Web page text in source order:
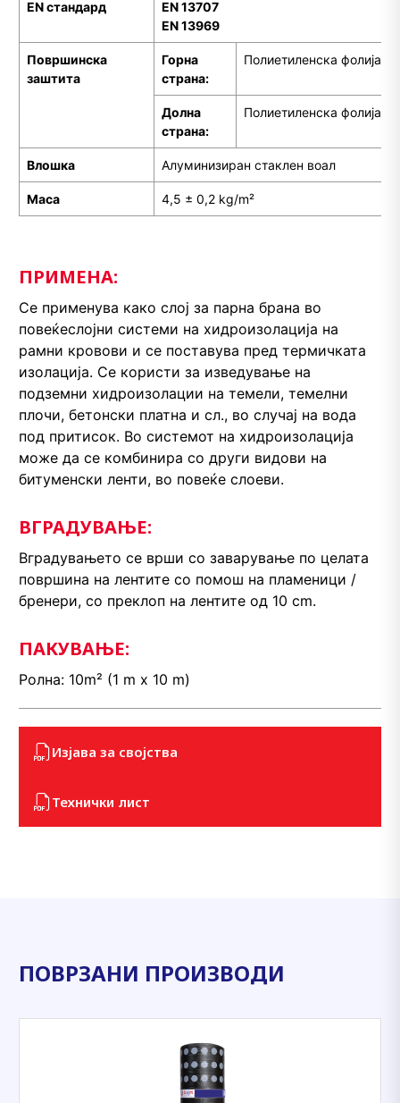
EN стандард
EN 13707
EN 13969
Површинска
заштита
Горна
страна:
Полиетиленска фолија
Долна
страна:
Полиетиленска фолија
Влошка Алуминизиран стаклен воал
Маса 4,5 ± 0,2 kg/m²
ПРИМЕНА:
Се применува како слој за парна брана во
повеќеслојни системи на хидроизолација на
рамни кровови и се поставува пред термичката
изолација. Се користи за изведување на
подземни хидроизолации на темели, темелни
плочи, бетонски платна и сл., во случај на вода
под притисок. Во системот на хидроизолација
може да се комбинира со други видови на
битуменски ленти, во повеќе слоеви.
ВГРАДУВАЊЕ:
Вградувањето се врши со заварување по целата
површина на лентите со помош на пламеници /
бренери, со преклоп на лентите од 10 cm.
ПАКУВАЊЕ:
Ролна: 10m² (1 m x 10 m)
Изјава за својства
Технички лист
ПОВРЗАНИ ПРОИЗВОДИ